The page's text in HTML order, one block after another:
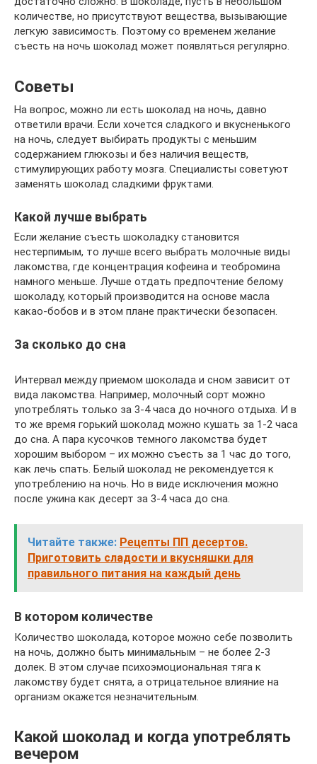
количестве, но присутствуют вещества, вызывающие
легкую зависимость. Поэтому со временем желание
съесть на ночь шоколад может появляться регулярно.
Советы
На вопрос, можно ли есть шоколад на ночь, давно
ответили врачи. Если хочется сладкого и вкусненького
на ночь, следует выбирать продукты с меньшим
содержанием глюкозы и без наличия веществ,
стимулирующих работу мозга. Специалисты советуют
заменять шоколад сладкими фруктами.
Какой лучше выбрать
Если желание съесть шоколадку становится
нестерпимым, то лучше всего выбрать молочные виды
лакомства, где концентрация кофеина и теобромина
намного меньше. Лучше отдать предпочтение белому
шоколаду, который производится на основе масла
какао-бобов и в этом плане практически безопасен.
За сколько до сна
Интервал между приемом шоколада и сном зависит от
вида лакомства. Например, молочный сорт можно
употреблять только за 3-4 часа до ночного отдыха. И в
то же время горький шоколад можно кушать за 1-2 часа
до сна. А пара кусочков темного лакомства будет
хорошим выбором – их можно съесть за 1 час до того,
как лечь спать. Белый шоколад не рекомендуется к
употреблению на ночь. Но в виде исключения можно
после ужина как десерт за 3-4 часа до сна.
Читайте также: Рецепты ПП десертов.
Приготовить сладости и вкусняшки для
правильного питания на каждый день
В котором количестве
Количество шоколада, которое можно себе позволить
на ночь, должно быть минимальным – не более 2-3
долек. В этом случае психоэмоциональная тяга к
лакомству будет снята, а отрицательное влияние на
организм окажется незначительным.
Какой шоколад и когда употреблять
вечером